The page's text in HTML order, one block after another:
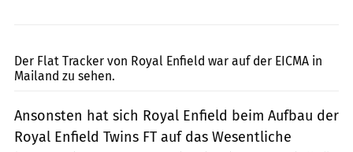
Der Flat Tracker von Royal Enfield war auf der EICMA in
Mailand zu sehen.
Ansonsten hat sich Royal Enfield beim Aufbau der
Royal Enfield Twins FT auf das Wesentliche